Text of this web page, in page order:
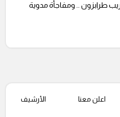
طرابزون .. ومفاجأة مدوية
اعلن معنا الأرشيف